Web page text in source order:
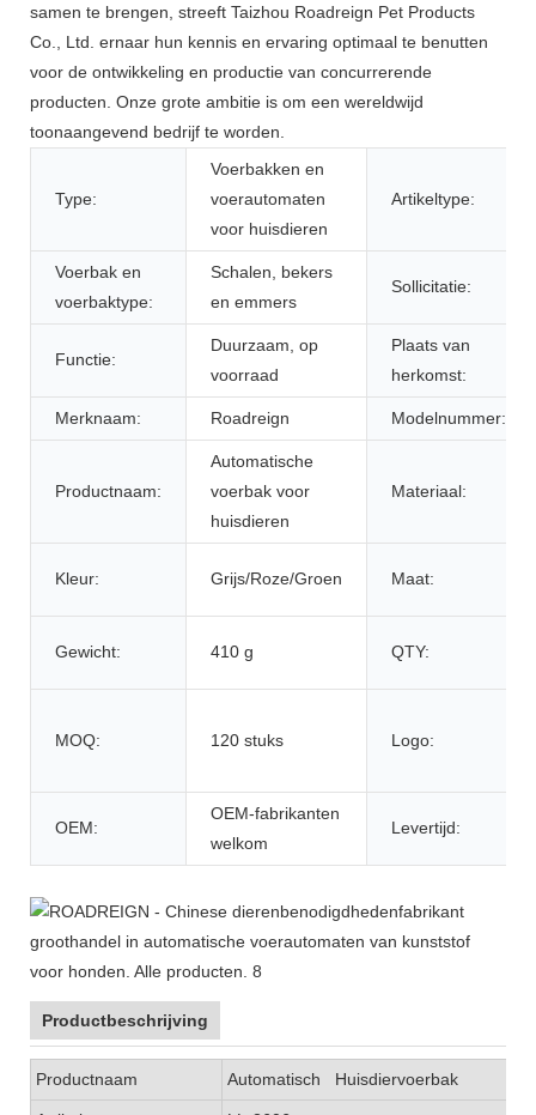
samen te brengen, streeft Taizhou Roadreign Pet Products
Co., Ltd. ernaar hun kennis en ervaring optimaal te benutten
voor de ontwikkeling en productie van concurrerende
producten. Onze grote ambitie is om een ​​wereldwijd
toonaangevend bedrijf te worden.
Type:
Voerbakken en
voerautomaten
voor huisdieren
Artikeltype:
Voerbak en
voerbaktype:
Schalen, bekers
en emmers
Sollicitatie:
Functie:
Duurzaam, op
voorraad
Plaats van
herkomst:
Merknaam: Roadreign Modelnummer:
Productnaam:
Automatische
voerbak voor
huisdieren
Materiaal:
Kleur: Grijs/Roze/Groen Maat:
Gewicht: 410 g QTY:
MOQ: 120 stuks Logo:
OEM:
OEM-fabrikanten
welkom
Levertijd:
Productbeschrijving
Productnaam Automatisch Huisdiervoerbak